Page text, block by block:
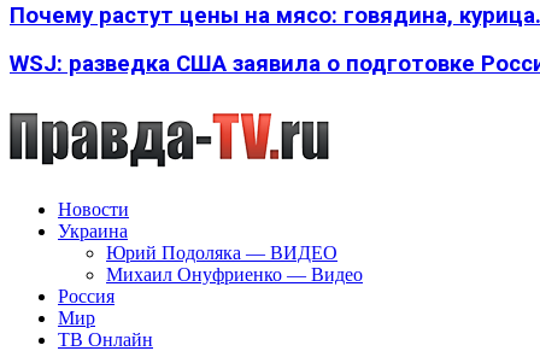
Почему растут цены на мясо: говядина,
WSJ: разведка США заявила о подготовке
Новости
Украина
Юрий Подоляка — ВИДЕО
Михаил Онуфриенко — Видео
Россия
Мир
ТВ Онлайн